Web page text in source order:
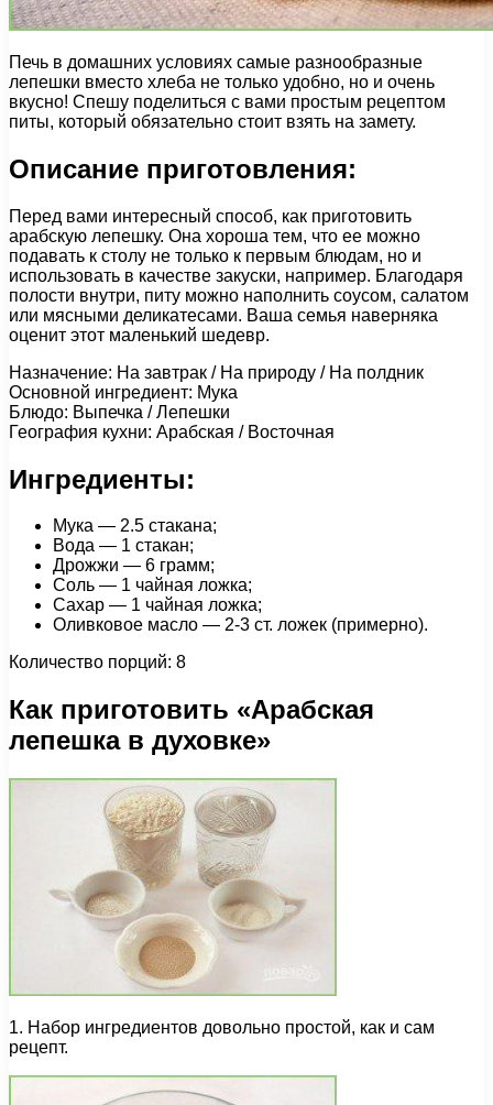
Печь в домашних условиях самые разнообразные
лепешки вместо хлеба не только удобно, но и очень
вкусно! Спешу поделиться с вами простым рецептом
питы, который обязательно стоит взять на замету.
Описание приготовления:
Перед вами интересный способ, как приготовить
арабскую лепешку. Она хороша тем, что ее можно
подавать к столу не только к первым блюдам, но и
использовать в качестве закуски, например. Благодаря
полости внутри, питу можно наполнить соусом, салатом
или мясными деликатесами. Ваша семья наверняка
оценит этот маленький шедевр.
Назначение: На завтрак / На природу / На полдник
Основной ингредиент: Мука
Блюдо: Выпечка / Лепешки
География кухни: Арабская / Восточная
Ингредиенты:
Мука — 2.5 стакана;
Вода — 1 стакан;
Дрожжи — 6 грамм;
Соль — 1 чайная ложка;
Сахар — 1 чайная ложка;
Оливковое масло — 2-3 ст. ложек (примерно).
Количество порций: 8
Как приготовить «Арабская
лепешка в духовке»
1. Набор ингредиентов довольно простой, как и сам
рецепт.